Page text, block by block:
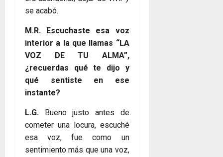
se acabó.
M.R. Escuchaste esa voz
interior a la que llamas “LA
VOZ DE TU ALMA”,
¿recuerdas qué te dijo y
qué sentiste en ese
instante?
L.G.
Bueno justo antes de
cometer una locura, escuché
esa voz, fue como un
sentimiento más que una voz,